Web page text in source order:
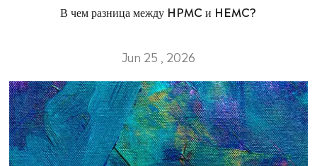
В чем разница между HPMC и HEMC?
Jun 25 , 2026